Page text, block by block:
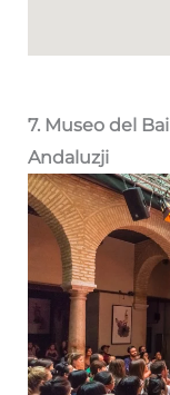
7. Museo del
Andaluzji